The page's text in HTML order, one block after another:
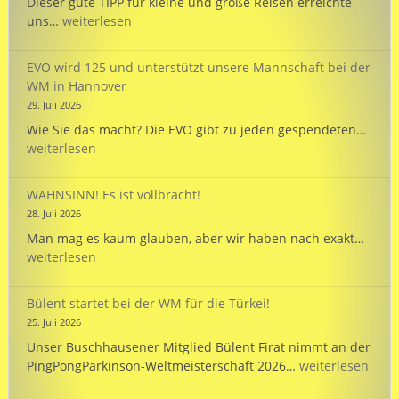
uns… TIPP:
dem
PARKINSON’S
Passport
weiterlesen
EVO wird 125 und unterstützt unsere Mannschaft bei der
WM in Hannover
29. Juli 2026
Wie Sie das macht? Die EVO gibt zu jeden gespendeten…
weiterlesen
WAHNSINN! Es ist vollbracht!
28. Juli 2026
Man mag es kaum glauben, aber wir haben nach exakt…
weiterlesen
Bülent startet bei der WM für die Türkei!
25. Juli 2026
Unser Buschhausener Mitglied Bülent Firat nimmt an der
PingPongParkinson-Weltmeisterschaft 2026… Bülent
weiterlesen